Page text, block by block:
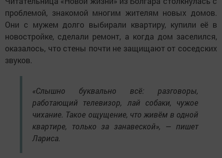
проблемой, знакомой многим жителям новых домов.
Они с мужем долго выбирали квартиру, купили её в
новостройке, сделали ремонт, а когда дом заселился,
оказалось, что стены почти не защищают от соседских
звуков.
«Слышно буквально всё: разговоры,
работающий телевизор, лай собаки, чужое
чихание. Такое ощущение, что живём в одной
квартире, только за занавеской», — пишет
Лариса.